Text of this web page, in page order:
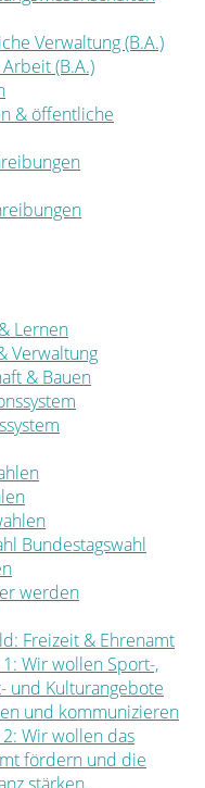
Unternehmen
Landkreis
und Kultur
Senioren
Verwaltung (B.A.)
(B.A.)
& öffentliche
Lernen
Verwaltung
& Bauen
Bundestagswahl
werden
Freizeit & Ehrenamt
Wir wollen Sport-,
und Kulturangebote
und kommunizieren
Wir wollen das
fördern und die